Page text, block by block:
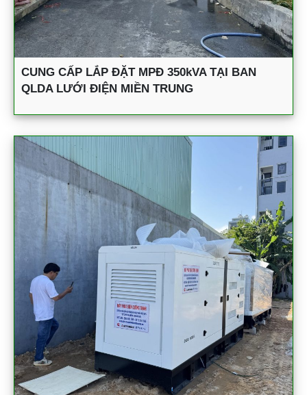
CUNG CẤP LẮP ĐẶT MPĐ 350kVA TẠI BAN
QLDA LƯỚI ĐIỆN MIỀN TRUNG